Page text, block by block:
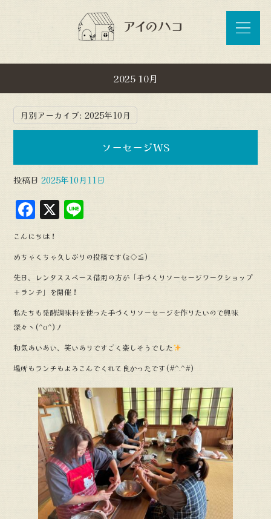
2025 10月
月別アーカイブ:2025年10月
ソーセージWS
投稿日 2025年10月11日
F
a
c
e
b
o
o
k
X
e
こんにちは！
めちゃくちゃ久しぶりの投稿です(≧◇≦)
先日、レンタススペース借用の方が「手づくりソーセージワークショップ
＋ランチ」を開催！
私たちも発酵調味料を使った手づくりソーセージを作りたいので興味
深々ヽ(^o^)丿
和気あいあい、笑いありですごく楽しそうでした
場所もランチもよろこんでくれて良かったです(#^.^#)